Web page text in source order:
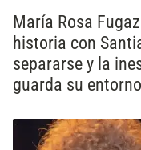
María Rosa
historia con
separarse y la
guarda su